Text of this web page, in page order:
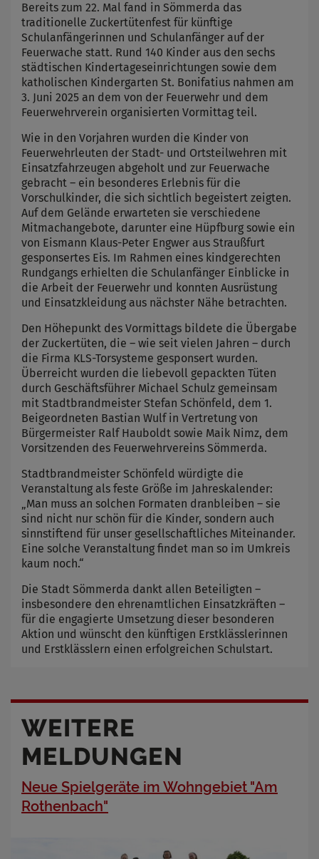
Bereits zum 22. Mal fand in Sömmerda das
traditionelle Zuckertütenfest für künftige
Schulanfängerinnen und Schulanfänger auf der
Feuerwache statt. Rund 140 Kinder aus den sechs
städtischen Kindertageseinrichtungen sowie dem
katholischen Kindergarten St. Bonifatius nahmen am
3. Juni 2025 an dem von der Feuerwehr und dem
Feuerwehrverein organisierten Vormittag teil.
Wie in den Vorjahren wurden die Kinder von
Feuerwehrleuten der Stadt- und Ortsteilwehren mit
Einsatzfahrzeugen abgeholt und zur Feuerwache
gebracht – ein besonderes Erlebnis für die
Vorschulkinder, die sich sichtlich begeistert zeigten.
Auf dem Gelände erwarteten sie verschiedene
Mitmachangebote, darunter eine Hüpfburg sowie ein
von Eismann Klaus-Peter Engwer aus Straußfurt
gesponsertes Eis. Im Rahmen eines kindgerechten
Rundgangs erhielten die Schulanfänger Einblicke in
die Arbeit der Feuerwehr und konnten Ausrüstung
und Einsatzkleidung aus nächster Nähe betrachten.
Den Höhepunkt des Vormittags bildete die Übergabe
der Zuckertüten, die – wie seit vielen Jahren – durch
die Firma KLS-Torsysteme gesponsert wurden.
Überreicht wurden die liebevoll gepackten Tüten
durch Geschäftsführer Michael Schulz gemeinsam
mit Stadtbrandmeister Stefan Schönfeld, dem 1.
Beigeordneten Bastian Wulf in Vertretung von
Bürgermeister Ralf Hauboldt sowie Maik Nimz, dem
Vorsitzenden des Feuerwehrvereins Sömmerda.
Stadtbrandmeister Schönfeld würdigte die
Veranstaltung als feste Größe im Jahreskalender:
„Man muss an solchen Formaten dranbleiben – sie
sind nicht nur schön für die Kinder, sondern auch
sinnstiftend für unser gesellschaftliches Miteinander.
Eine solche Veranstaltung findet man so im Umkreis
kaum noch.“
Die Stadt Sömmerda dankt allen Beteiligten –
insbesondere den ehrenamtlichen Einsatzkräften –
für die engagierte Umsetzung dieser besonderen
Aktion und wünscht den künftigen Erstklässlerinnen
und Erstklässlern einen erfolgreichen Schulstart.
WEITERE
MELDUNGEN
Neue Spielgeräte im Wohngebiet "Am
Rothenbach"